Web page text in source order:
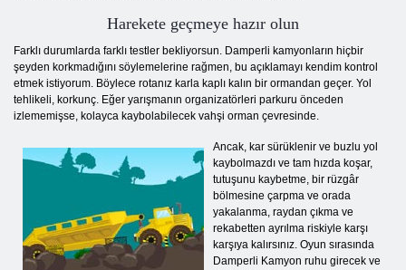
Harekete geçmeye hazır olun
Farklı durumlarda farklı testler bekliyorsun. Damperli kamyonların hiçbir
şeyden korkmadığını söylemelerine rağmen, bu açıklamayı kendim kontrol
etmek istiyorum. Böylece rotanız karla kaplı kalın bir ormandan geçer. Yol
tehlikeli, korkunç. Eğer yarışmanın organizatörleri parkuru önceden
izlememişse, kolayca kaybolabilecek vahşi orman çevresinde.
Ancak, kar sürüklenir ve buzlu yol
kaybolmazdı ve tam hızda koşar,
tutuşunu kaybetme, bir rüzgâr
bölmesine çarpma ve orada
yakalanma, raydan çıkma ve
rekabetten ayrılma riskiyle karşı
karşıya kalırsınız. Oyun sırasında
Damperli Kamyon ruhu girecek ve